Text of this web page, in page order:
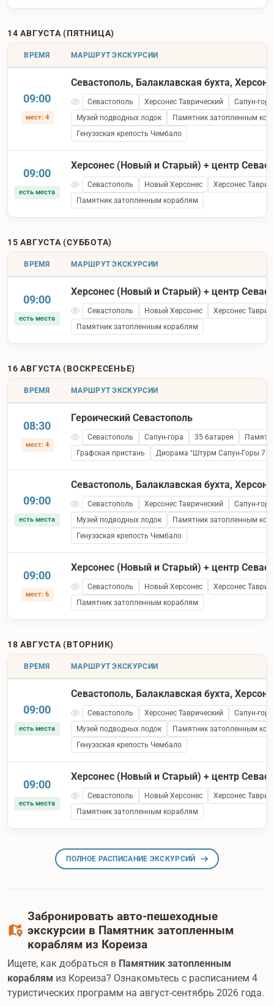
14 АВГУСТА (ПЯТНИЦА)
ВРЕМЯ МАРШРУТ ЭКСКУРСИИ
09:00
мест: 4
Севастополь, Балаклавская бухта,
Севастополь Херсонес Таврический
Сапун-гора
Музей подводных лодок
Памятник затопленным
Генуэзская крепость Чембало
09:00
есть места
Херсонес (Новый и Старый) + центр
Севастополь Новый Херсонес
Херсонес
Памятник затопленным кораблям
15 АВГУСТА (СУББОТА)
ВРЕМЯ МАРШРУТ ЭКСКУРСИИ
09:00
есть места
Херсонес (Новый и Старый) + центр
Севастополь Новый Херсонес
Херсонес
Памятник затопленным кораблям
16 АВГУСТА (ВОСКРЕСЕНЬЕ)
ВРЕМЯ МАРШРУТ ЭКСКУРСИИ
08:30
мест: 4
Героический Севастополь
Севастополь Сапун-гора 35 батарея
Графская пристань
Диорама "Штурм Сапун-Горы 7
09:00
есть места
Севастополь, Балаклавская бухта,
Севастополь Херсонес Таврический
Сапун-гора
Музей подводных лодок
Памятник затопленным
Генуэзская крепость Чембало
09:00
мест: 6
Херсонес (Новый и Старый) + центр
Севастополь Новый Херсонес
Херсонес
Памятник затопленным кораблям
18 АВГУСТА (ВТОРНИК)
ВРЕМЯ МАРШРУТ ЭКСКУРСИИ
09:00
есть места
Севастополь, Балаклавская бухта,
Севастополь Херсонес Таврический
Сапун-гора
Музей подводных лодок
Памятник затопленным
Генуэзская крепость Чембало
09:00
есть места
Херсонес (Новый и Старый) + центр
Севастополь Новый Херсонес
Херсонес
Памятник затопленным кораблям
ПОЛНОЕ РАСПИСАНИЕ ЭКСКУРСИЙ
Забронировать авто-пешеходные
экскурсии в Памятник затопленным
кораблям из Кореиза
Ищете, как добраться в Памятник затопленным
кораблям из Кореиза? Ознакомьтесь с расписанием 4
туристических программ на август-сентябрь 2026 года.